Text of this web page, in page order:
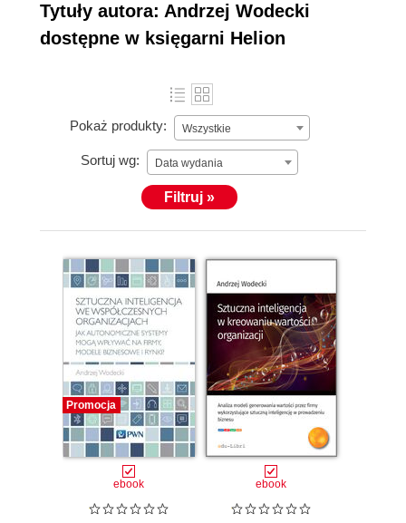
Tytuły autora: Andrzej Wodecki
dostępne w księgarni Helion
Pokaż produkty: Wszystkie
Sortuj wg: Data wydania
Filtruj »
Promocja
ebook ebook